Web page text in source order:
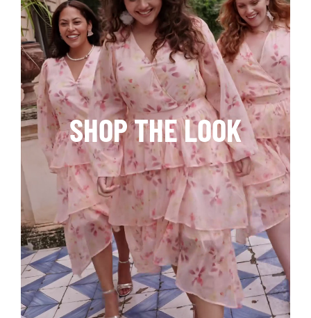
SHOP THE LOOK